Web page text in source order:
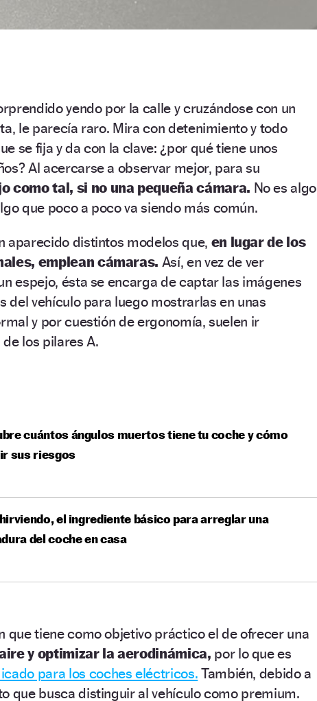
yendo por la calle y cruzándose con un
le parecía raro. Mira con detenimiento y todo
se fija y da con la clave: ¿por qué tiene unos
Al acercarse a observar mejor, para su
como tal, si no una pequeña cámara. No es algo
que poco a poco va siendo más común.
aparecido distintos modelos que, en lugar de los
emplean cámaras. Así, en vez de ver
espejo, ésta se encarga de captar las imágenes
del vehículo para luego mostrarlas en unas
y por cuestión de ergonomía, suelen ir
los pilares A.
cuántos ángulos muertos tiene tu coche y cómo
sus riesgos
el ingrediente básico para arreglar una
del coche en casa
que tiene como objetivo práctico el de ofrecer una
y optimizar la aerodinámica, por lo que es
para los coches eléctricos.También, debido a
que busca distinguir al vehículo como premium.